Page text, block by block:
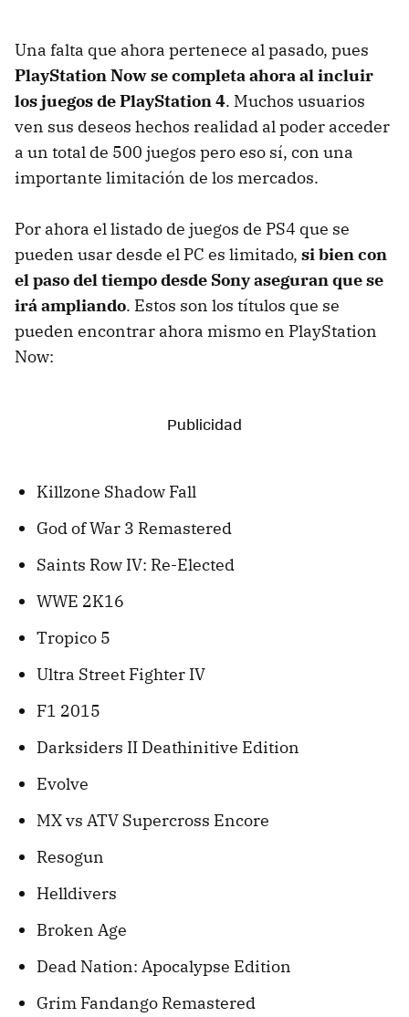
Una falta que ahora pertenece al pasado, pues
PlayStation Now se completa ahora al incluir
los juegos de PlayStation 4. Muchos usuarios
ven sus deseos hechos realidad al poder acceder
a un total de 500 juegos pero eso sí, con una
importante limitación de los mercados.
Por ahora el listado de juegos de PS4 que se
pueden usar desde el PC es limitado, si bien con
el paso del tiempo desde Sony aseguran que se
irá ampliando. Estos son los títulos que se
pueden encontrar ahora mismo en PlayStation
Now:
Killzone Shadow Fall
God of War 3 Remastered
Saints Row IV: Re-Elected
WWE 2K16
Tropico 5
Ultra Street Fighter IV
F1 2015
Darksiders II Deathinitive Edition
Evolve
MX vs ATV Supercross Encore
Resogun
Helldivers
Broken Age
Dead Nation: Apocalypse Edition
Grim Fandango Remastered